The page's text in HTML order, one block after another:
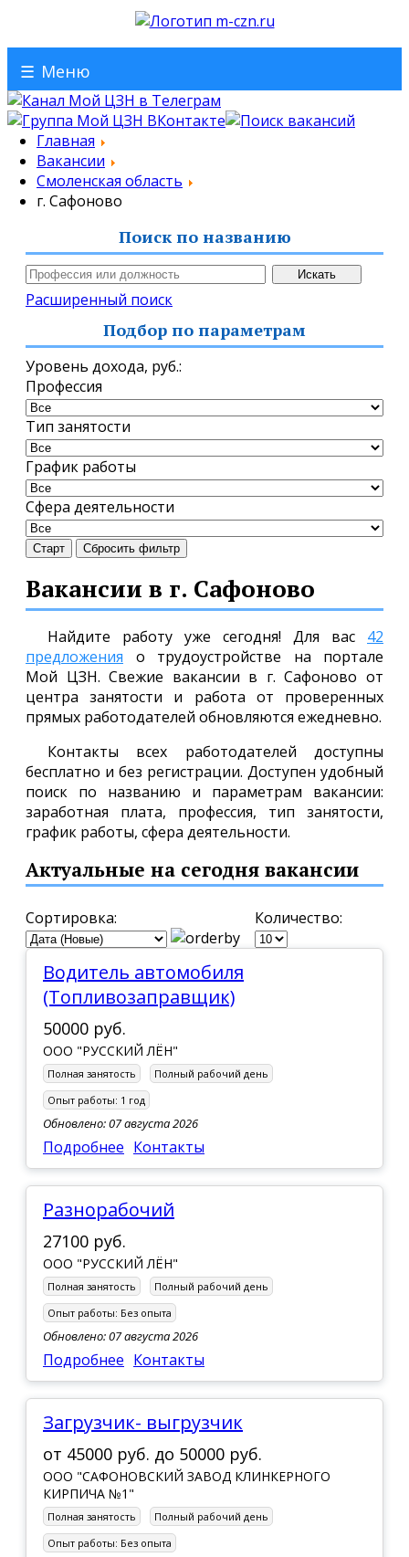
☰ Меню
Главная
Вакансии
Смоленская область
г. Сафоново
Поиск по названию
Расширенный поиск
Подбор по параметрам
Уровень дохода, руб.:
Профессия
Тип занятости
График работы
Сфера деятельности
Старт Сбросить фильтр
Вакансии в г. Сафоново
Найдите работу уже сегодня! Для вас 42
предложения о трудоустройстве на портале
Мой ЦЗН. Свежие вакансии в г. Сафоново от
центра занятости и работа от проверенных
прямых работодателей обновляются ежедневно.
Контакты всех работодателей доступны
бесплатно и без регистрации. Доступен удобный
поиск по названию и параметрам вакансии:
заработная плата, профессия, тип занятости,
график работы, сфера деятельности.
Актуальные на сегодня вакансии
Сортировка: Количество:
Водитель автомобиля
(Топливозаправщик)
50000 руб.
ООО "РУССКИЙ ЛЁН"
Полная занятость
Полный рабочий день
Опыт работы: 1 год
Обновлено: 07 августа 2026
Подробнее Контакты
Разнорабочий
27100 руб.
ООО "РУССКИЙ ЛЁН"
Полная занятость
Полный рабочий день
Опыт работы: Без опыта
Обновлено: 07 августа 2026
Подробнее Контакты
Загрузчик- выгрузчик
от 45000 руб. до 50000 руб.
ООО "САФОНОВСКИЙ ЗАВОД КЛИНКЕРНОГО
КИРПИЧА №1"
Полная занятость
Полный рабочий день
Опыт работы: Без опыта